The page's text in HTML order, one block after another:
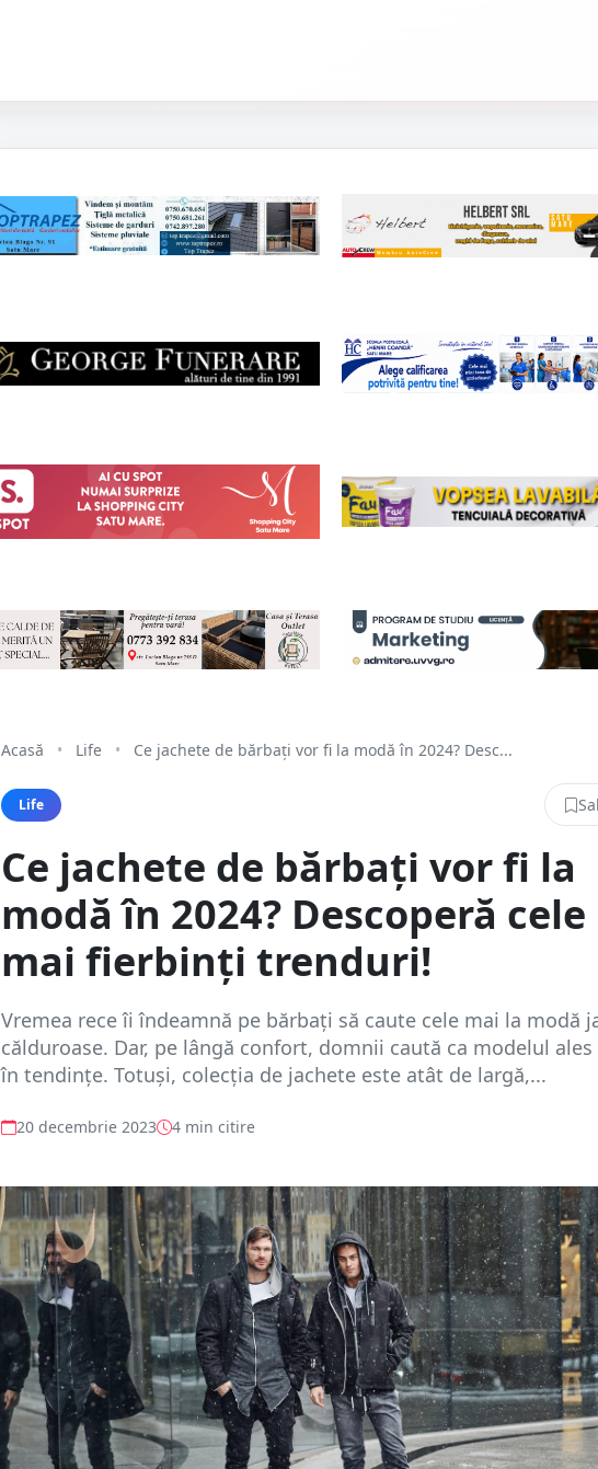
Acasă • Life • Ce jachete de bărbați vor fi la modă în 2024? Desc...
Life
Ce jachete de bărbați vor fi la
modă în 2024? Descoperă cele
mai fierbinți trenduri!
Vremea rece îi îndeamnă pe bărbați să caute cele mai la modă
călduroase. Dar, pe lângă confort, domnii caută ca modelul ales
în tendințe. Totuși, colecția de jachete este atât de largă,...
20 decembrie 2023 4 min citire